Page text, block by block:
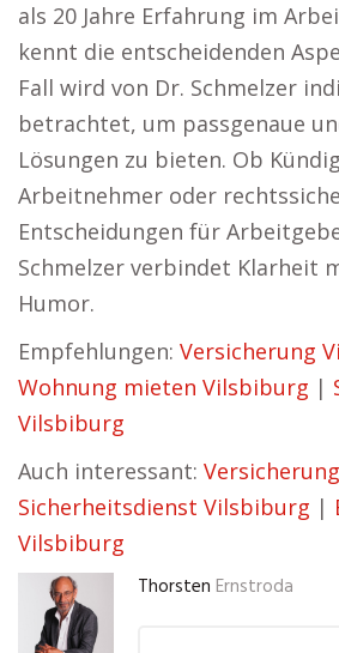
als 20 Jahre Erfahrung im
kennt die entscheidenden
Fall wird von Dr. Schmelzer
betrachtet, um passgenaue
Lösungen zu bieten. Ob
Arbeitnehmer oder
Entscheidungen für
Schmelzer verbindet Klarheit
Humor.
Empfehlungen: Versicherung
Wohnung mieten Vilsbiburg |
Vilsbiburg
Auch interessant:
Sicherheitsdienst Vilsbiburg |
Vilsbiburg
Thorsten Ernstroda